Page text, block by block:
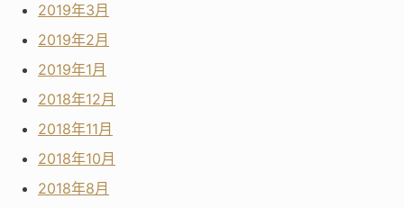
2019年3月
2019年2月
2019年1月
2018年12月
2018年11月
2018年10月
2018年8月